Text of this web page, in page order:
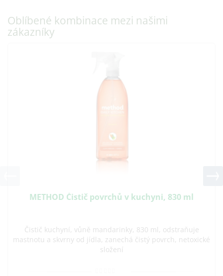
Oblíbené kombinace mezi našimi
zákazníky
METHOD Čistič povrchů v kuchyni, 830 ml
Čistič kuchyní, vůně mandarinky, 830 ml, odstraňuje
mastnotu a skvrny od jídla, zanechá čistý povrch, netoxické
složení